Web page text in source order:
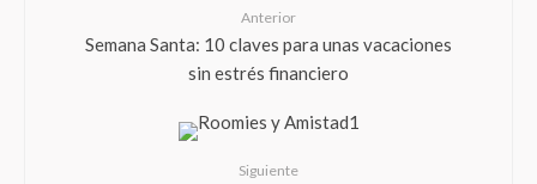
Anterior
Semana Santa: 10 claves para unas vacaciones
sin estrés financiero
Siguiente